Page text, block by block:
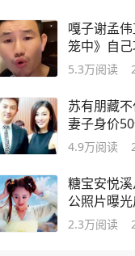
嘎子谢孟
笼中》自
宝强1亿
5.3万阅读
苏有朋藏
妻子身价
林心如
4.9万阅读
糖宝安悦
公照片曝
一直藏着
2.3万阅读